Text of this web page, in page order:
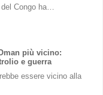
Congo ha…
più vicino:
e guerra
essere vicino alla